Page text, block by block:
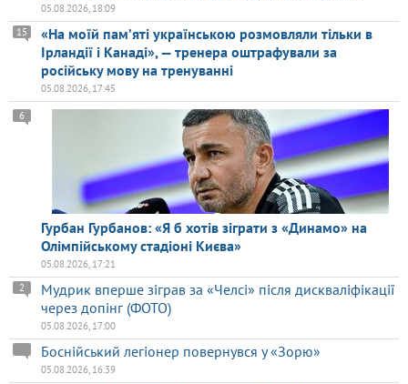
05.08.2026, 18:09
«На моїй памʼяті українською розмовляли тільки в
Ірландії і Канаді», — тренера оштрафували за
російську мову на тренуванні
15
05.08.2026, 17:45
Гурбан Гурбанов: «Я б хотів зіграти з «Динамо» на
Олімпійському стадіоні Києва»
6
05.08.2026, 17:21
Мудрик вперше зіграв за «Челсі» після дискваліфікації
через допінг (ФОТО)
2
05.08.2026, 17:00
Боснійський легіонер повернувся у «Зорю»
05.08.2026, 16:39